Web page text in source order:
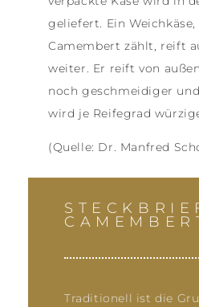
geliefert. Ein
Camembert zählt, reift
weiter. Er reift von
noch geschmeidiger
wird je Reifegrad
(Quelle: Dr. Manfred
Traditionell ist die